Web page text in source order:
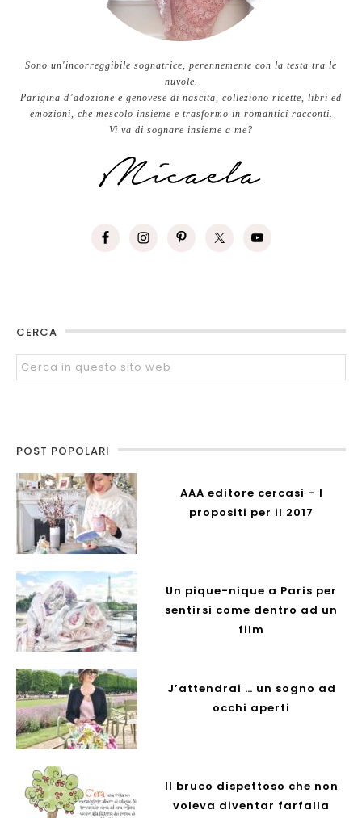
Sono un'incorreggibile sognatrice, perennemente con la testa tra le
nuvole.
Parigina d’adozione e genovese di nascita, colleziono ricette, libri ed
emozioni, che mescolo insieme e trasformo in romantici racconti.
Vi va di sognare insieme a me?
CERCA
POST POPOLARI
AAA editore cercasi – I
propositi per il 2017
Un pique-nique a Paris per
sentirsi come dentro ad un
film
J’attendrai … un sogno ad
occhi aperti
Il bruco dispettoso che non
voleva diventar farfalla